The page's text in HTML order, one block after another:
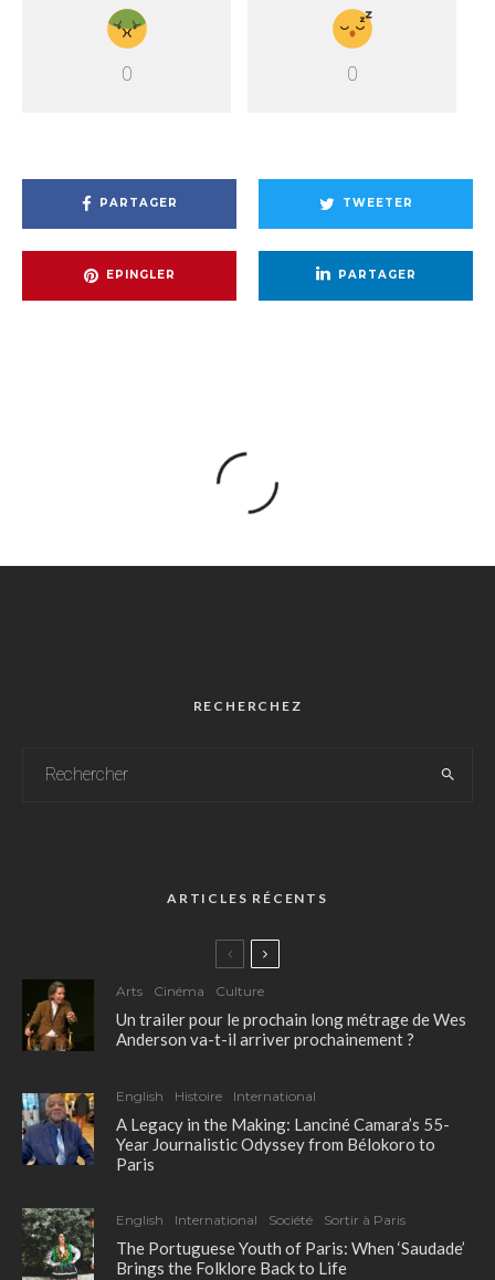
0 0
PARTAGER TWEETER
EPINGLER PARTAGER
RECHERCHEZ
ARTICLES RÉCENTS
Arts Cinéma Culture
Un trailer pour le prochain long métrage de Wes
Anderson va-t-il arriver prochainement ?
English Histoire International
A Legacy in the Making: Lanciné Camara’s 55-
Year Journalistic Odyssey from Bélokoro to
Paris
English International Société Sortir à Paris
The Portuguese Youth of Paris: When ‘Saudade’
Brings the Folklore Back to Life